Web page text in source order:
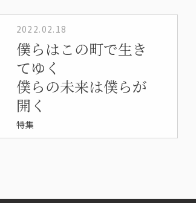
2022.02.18
僕らはこの町で生き
てゆく
僕らの未来は僕らが
開く
特集